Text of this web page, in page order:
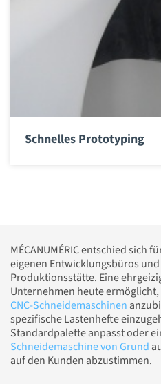
Schnelles Prototyping
MÉCANUMÉRIC entschied sich
eigenen Entwicklungsbüros
Produktionsstätte. Eine
Unternehmen heute ermöglicht,
CNC-Schneidemaschinen
spezifische Lastenhefte
Standardpalette anpasst oder
Schneidemaschine von Grund
auf den Kunden abzustimmen.